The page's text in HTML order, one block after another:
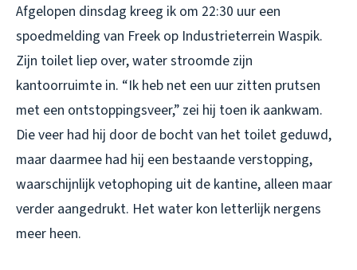
Afgelopen dinsdag kreeg ik om 22:30 uur een
spoedmelding van Freek op Industrieterrein Waspik.
Zijn toilet liep over, water stroomde zijn
kantoorruimte in. “Ik heb net een uur zitten prutsen
met een ontstoppingsveer,” zei hij toen ik aankwam.
Die veer had hij door de bocht van het toilet geduwd,
maar daarmee had hij een bestaande verstopping,
waarschijnlijk vetophoping uit de kantine, alleen maar
verder aangedrukt. Het water kon letterlijk nergens
meer heen.